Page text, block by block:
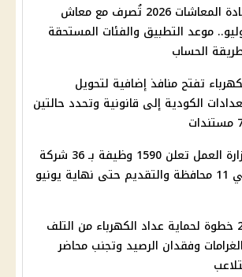
زيادة المعاشات 2026 تُصرف مع معاش
موعد التطبيق والفئات المستحقة
الحساب
تفتح منافذ إضافية لتحويل
الكودية إلى قانونية وتحدد حالتين
وزارة العمل تعلن 1590 وظيفة بـ 36 شركة
نهاية يونيو
20 خطوة لحماية عداد الكهرباء من التلف
وفقدان الرصيد وتجنب محاضر